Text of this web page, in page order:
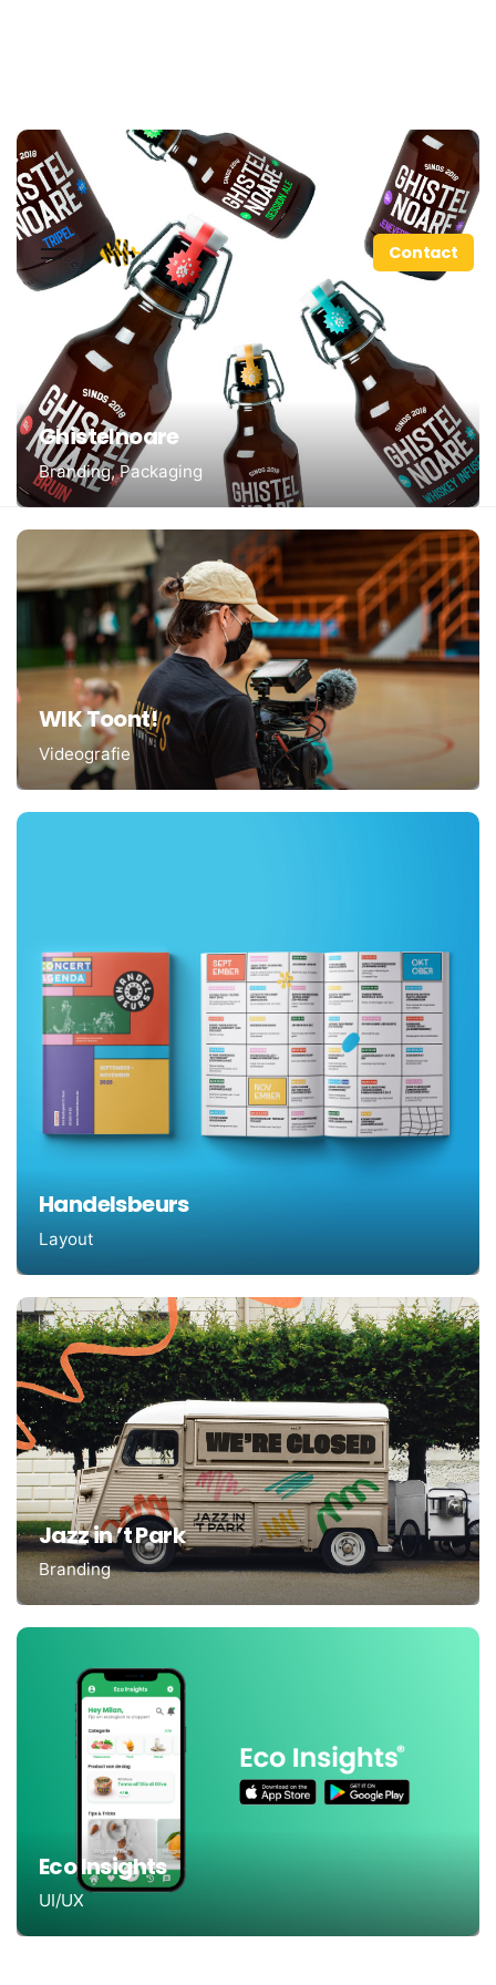
Contact
Ghistelnoare
Branding Packaging
WIK Toont!
Videografie
Handelsbeurs
Layout
Jazz in ’t Park
Branding
Eco Insights
UI/UX